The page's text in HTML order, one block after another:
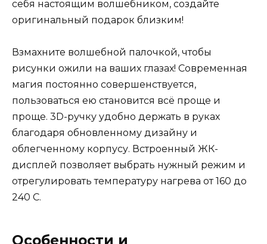
себя настоящим волшебником, создайте
оригинальный подарок близким!
Взмахните волшебной палочкой, чтобы
рисунки ожили на ваших глазах! Современная
магия постоянно совершенствуется,
пользоваться ею становится всё проще и
проще. 3D-ручку удобно держать в руках
благодаря обновленному дизайну и
облегченному корпусу. Встроенный ЖК-
дисплей позволяет выбрать нужный режим и
отрегулировать температуру нагрева от 160 до
240 С.
Особенности и